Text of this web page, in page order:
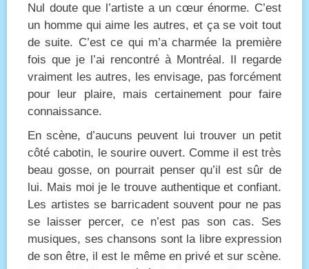
Nul doute que l’artiste a un cœur énorme. C’est
un homme qui aime les autres, et ça se voit tout
de suite. C’est ce qui m’a charmée la première
fois que je l’ai rencontré à Montréal. Il regarde
vraiment les autres, les envisage, pas forcément
pour leur plaire, mais certainement pour faire
connaissance.
En scène, d’aucuns peuvent lui trouver un petit
côté cabotin, le sourire ouvert. Comme il est très
beau gosse, on pourrait penser qu’il est sûr de
lui. Mais moi je le trouve authentique et confiant.
Les artistes se barricadent souvent pour ne pas
se laisser percer, ce n’est pas son cas. Ses
musiques, ses chansons sont la libre expression
de son être, il est le même en privé et sur scène.